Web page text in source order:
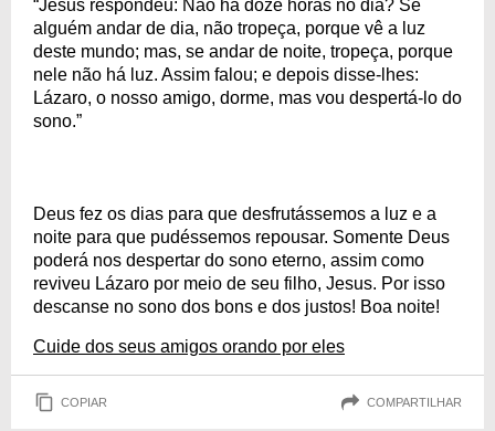
“Jesus respondeu: Não há doze horas no dia? Se
alguém andar de dia, não tropeça, porque vê a luz
deste mundo; mas, se andar de noite, tropeça, porque
nele não há luz. Assim falou; e depois disse-lhes:
Lázaro, o nosso amigo, dorme, mas vou despertá-lo do
sono.”
Deus fez os dias para que desfrutássemos a luz e a
noite para que pudéssemos repousar. Somente Deus
poderá nos despertar do sono eterno, assim como
reviveu Lázaro por meio de seu filho, Jesus. Por isso
descanse no sono dos bons e dos justos! Boa noite!
Cuide dos seus amigos orando por eles
COPIAR COMPARTILHAR